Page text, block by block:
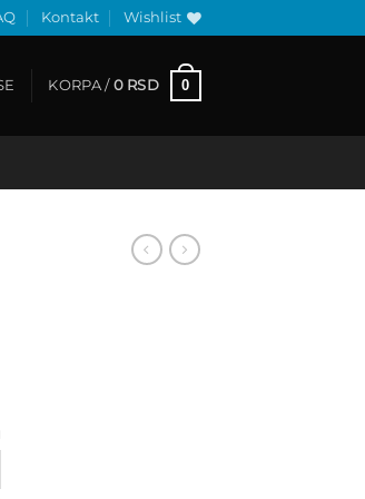
Kontakt Wishlist
KORPA / 0 RSD 0